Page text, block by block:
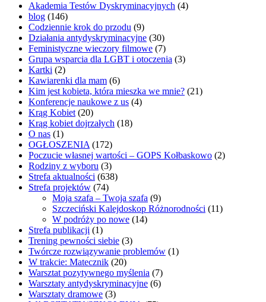
Akademia Testów Dyskryminacyjnych (4)
blog (146)
Codziennie krok do przodu (9)
Działania antydyskryminacyjne (30)
Feministyczne wieczory filmowe (7)
Grupa wsparcia dla LGBT i otoczenia (3)
Kartki (2)
Kawiarenki dla mam (6)
Kim jest kobieta, która mieszka we mnie? (21)
Konferencje naukowe z us (4)
Krąg Kobiet (20)
Krąg kobiet dojrzałych (18)
O nas (1)
OGŁOSZENIA (172)
Poczucie własnej wartości – GOPS Kołbaskowo (2)
Rodziny z wyboru (3)
Strefa aktualności (638)
Strefa projektów (74)
Moja szafa – Twoja szafa (9)
Szczeciński Kalejdoskop Różnorodności (11)
W podróży po nowe (14)
Strefa publikacji (1)
Trening pewności siebie (3)
Twórcze rozwiązywanie problemów (1)
W trakcie: Matecznik (20)
Warsztat pozytywnego myślenia (7)
Warsztaty antydyskryminacyjne (6)
Warsztaty dramowe (3)